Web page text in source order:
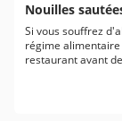
Nouilles
Si vous souffrez
régime
restaurant avant